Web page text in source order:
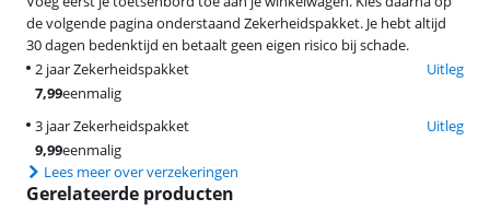
de volgende pagina onderstaand Zekerheidspakket. Je hebt altijd
30 dagen bedenktijd en betaalt geen eigen risico bij schade.
2 jaar Zekerheidspakket
Uitleg
7,99eenmalig
3 jaar Zekerheidspakket
Uitleg
9,99eenmalig
Lees meer over verzekeringen
Gerelateerde producten